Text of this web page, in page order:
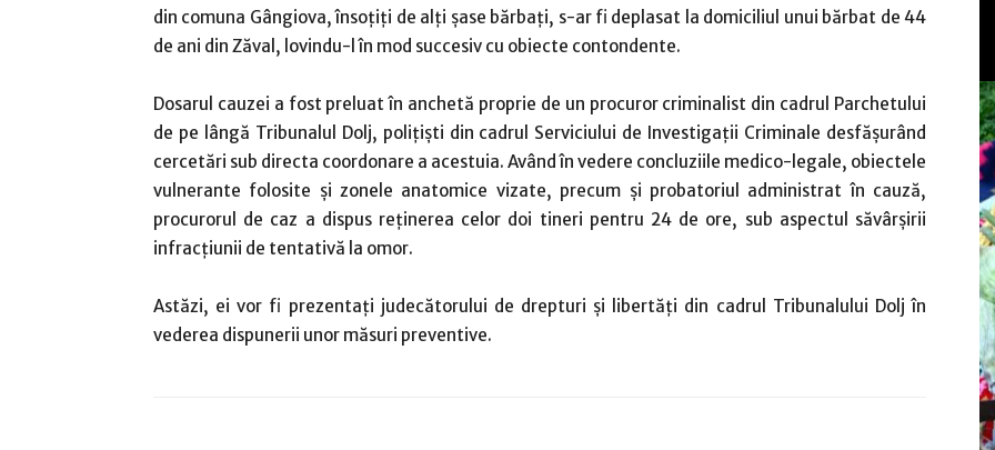
din comuna Gângiova, însoțiți de alți șase bărbați, s-ar fi deplasat la domiciliul unui bărbat de 44
de ani din Zăval, lovindu-l în mod succesiv cu obiecte contondente.
Dosarul cauzei a fost preluat în anchetă proprie de un procuror criminalist din cadrul Parchetului
de pe lângă Tribunalul Dolj, polițiști din cadrul Serviciului de Investigații Criminale desfășurând
cercetări sub directa coordonare a acestuia. Având în vedere concluziile medico-legale, obiectele
vulnerante folosite şi zonele anatomice vizate, precum şi probatoriul administrat în cauză,
procurorul de caz a dispus reţinerea celor doi tineri pentru 24 de ore, sub aspectul săvârșirii
infracțiunii de tentativă la omor.
Astăzi, ei vor fi prezentați judecătorului de drepturi și libertăți din cadrul Tribunalului Dolj în
vederea dispunerii unor măsuri preventive.